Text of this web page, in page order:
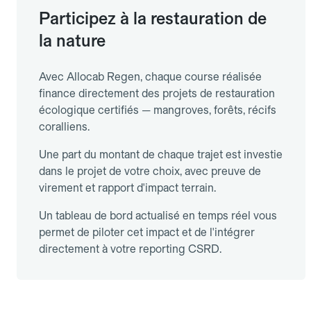
Participez à la restauration de
la nature
Avec Allocab Regen, chaque course réalisée
finance directement des projets de restauration
écologique certifiés — mangroves, forêts, récifs
coralliens.
Une part du montant de chaque trajet est investie
dans le projet de votre choix, avec preuve de
virement et rapport d'impact terrain.
Un tableau de bord actualisé en temps réel vous
permet de piloter cet impact et de l'intégrer
directement à votre reporting CSRD.